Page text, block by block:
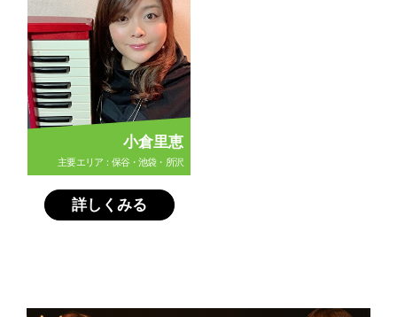
小倉里恵
主要エリア：保谷・池袋・所沢
詳しくみる